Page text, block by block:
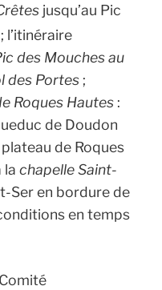
jusqu’au Pic
l’itinéraire
des Mouches au
des Portes ;
Roques Hautes :
de Doudon
de Roques
lachapelle Saint-
Ser en bordure de
en temps